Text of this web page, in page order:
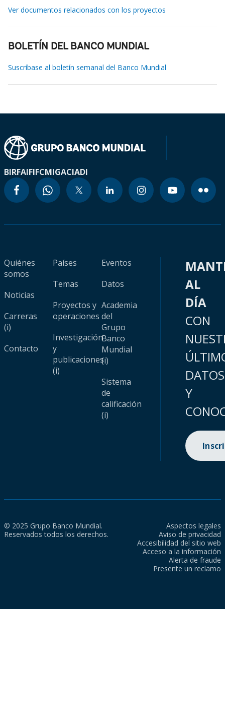
Ver documentos relacionados con los proyectos
BOLETÍN DEL BANCO MUNDIAL
Suscríbase al boletín semanal del Banco Mundial
BIRFAIFIFCMIGACIADI
Quiénes
somos
Noticias
Carreras
(i)
Contacto
Países
Temas
Proyectos y
operaciones
Investigación
y
publicaciones
(i)
Eventos
Datos
Academia
del
Grupo
Banco
Mundial
(i)
Sistema
de
calificación
(i)
AL
DÍA
CON
DATOS
Y
© 2025 Grupo Banco Mundial.
Reservados todos los derechos.
Aspectos legales
Aviso de privacidad
Accesibilidad del sitio web
Acceso a la información
Alerta de fraude
Presente un reclamo